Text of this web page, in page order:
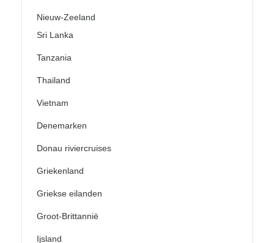
Nieuw-Zeeland
Sri Lanka
Tanzania
Thailand
Vietnam
Denemarken
Donau riviercruises
Griekenland
Griekse eilanden
Groot-Brittannië
Ijsland